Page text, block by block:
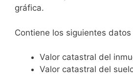
gráfica.
Contiene los siguientes
Valor catastral del
Valor catastral del